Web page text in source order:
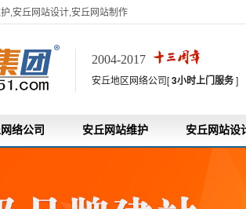
,安丘网站设计,安丘网站制作
2004-2017
安丘地区网络公司[3小时上门服务]
络公司 安丘网站维护 安丘网站设